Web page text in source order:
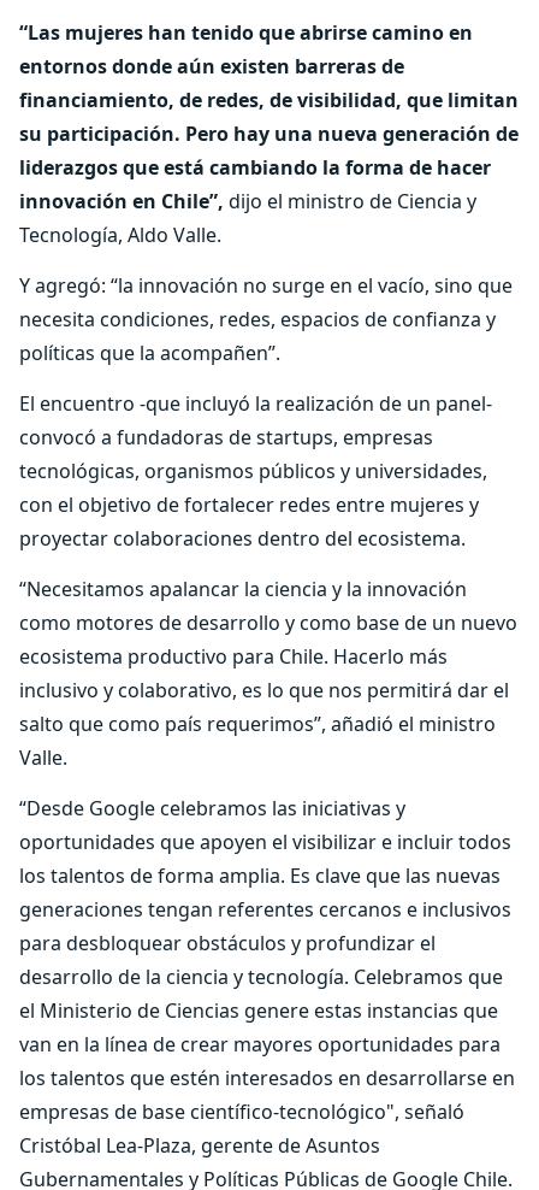
“Las mujeres han tenido que abrirse camino en
entornos donde aún existen barreras de
financiamiento, de redes, de visibilidad, que limitan
su participación. Pero hay una nueva generación de
liderazgos que está cambiando la forma de hacer
innovación en Chile”, dijo el ministro de Ciencia y
Tecnología, Aldo Valle.
Y agregó: “la innovación no surge en el vacío, sino que
necesita condiciones, redes, espacios de confianza y
políticas que la acompañen”.
El encuentro -que incluyó la realización de un panel-
convocó a fundadoras de startups, empresas
tecnológicas, organismos públicos y universidades,
con el objetivo de fortalecer redes entre mujeres y
proyectar colaboraciones dentro del ecosistema.
“Necesitamos apalancar la ciencia y la innovación
como motores de desarrollo y como base de un nuevo
ecosistema productivo para Chile. Hacerlo más
inclusivo y colaborativo, es lo que nos permitirá dar el
salto que como país requerimos”, añadió el ministro
Valle.
“Desde Google celebramos las iniciativas y
oportunidades que apoyen el visibilizar e incluir todos
los talentos de forma amplia. Es clave que las nuevas
generaciones tengan referentes cercanos e inclusivos
para desbloquear obstáculos y profundizar el
desarrollo de la ciencia y tecnología. Celebramos que
el Ministerio de Ciencias genere estas instancias que
van en la línea de crear mayores oportunidades para
los talentos que estén interesados en desarrollarse en
empresas de base científico-tecnológico", señaló
Cristóbal Lea-Plaza, gerente de Asuntos
Gubernamentales y Políticas Públicas de Google Chile.